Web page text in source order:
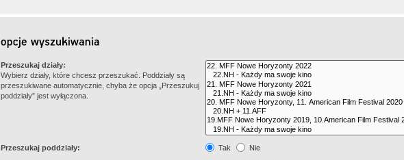
Przeszukaj działy:
Wybierz działy, które chcesz przeszukać. Poddziały są
przeszukiwane automatycznie, chyba że opcja „Przeszukuj
poddziały” jest wyłączona.
Przeszukaj poddziały: Tak Nie